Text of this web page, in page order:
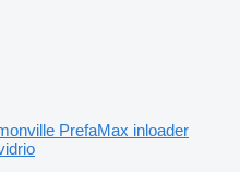
PrefaMax inloader